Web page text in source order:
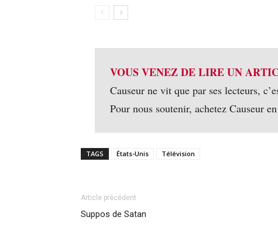
VOUS VENEZ DE LIRE UN
Causeur ne vit que par ses lecteurs,
Pour nous soutenir, achetez Causeur
TAGS États-Unis Télévision
Article précédent
Suppos de Satan